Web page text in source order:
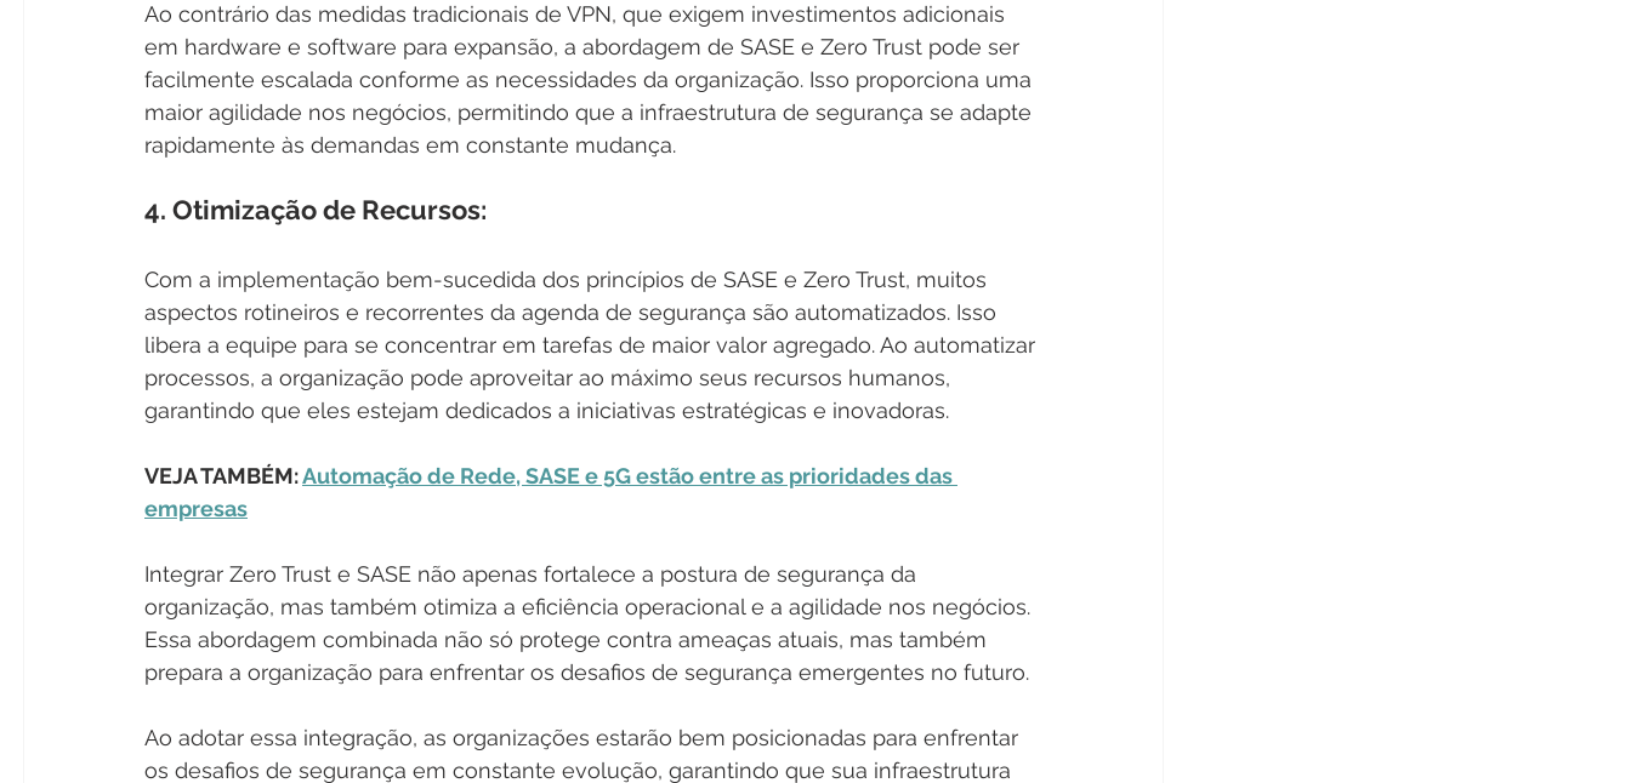
Ao contrário das medidas tradicionais de VPN, que exigem investimentos adicionais
em hardware e software para expansão, a abordagem de SASE e Zero Trust pode ser
facilmente escalada conforme as necessidades da organização. Isso proporciona uma
maior agilidade nos negócios, permitindo que a infraestrutura de segurança se adapte
rapidamente às demandas em constante mudança.
4. Otimização de Recursos:
Com a implementação bem-sucedida dos princípios de SASE e Zero Trust, muitos
aspectos rotineiros e recorrentes da agenda de segurança são automatizados. Isso
libera a equipe para se concentrar em tarefas de maior valor agregado. Ao automatizar
processos, a organização pode aproveitar ao máximo seus recursos humanos,
garantindo que eles estejam dedicados a iniciativas estratégicas e inovadoras.
VEJA TAMBÉM: Automação de Rede, SASE e 5G estão entre as prioridades das
empresas
Integrar Zero Trust e SASE não apenas fortalece a postura de segurança da
organização, mas também otimiza a eficiência operacional e a agilidade nos negócios.
Essa abordagem combinada não só protege contra ameaças atuais, mas também
prepara a organização para enfrentar os desafios de segurança emergentes no futuro.
Ao adotar essa integração, as organizações estarão bem posicionadas para enfrentar
os desafios de segurança em constante evolução, garantindo que sua infraestrutura